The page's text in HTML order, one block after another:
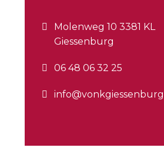
Molenweg 10 3381 KL
Giessenburg
06 48 06 32 25